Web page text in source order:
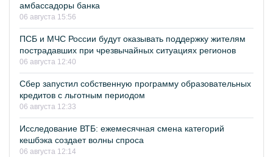
амбассадоры банка
06 августа 15:56
ПСБ и МЧС России будут оказывать поддержку жителям
пострадавших при чрезвычайных ситуациях регионов
06 августа 12:40
Сбер запустил собственную программу образовательных
кредитов с льготным периодом
06 августа 12:33
Исследование ВТБ: ежемесячная смена категорий
кешбэка создает волны спроса
06 августа 12:14